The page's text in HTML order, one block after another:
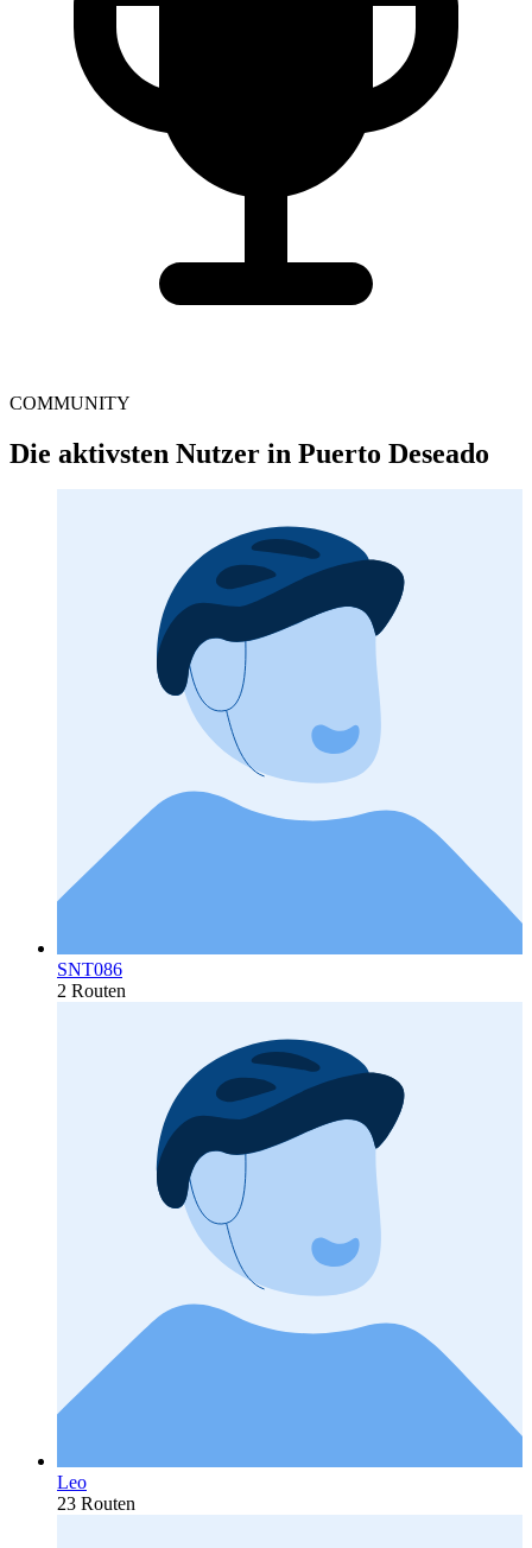
COMMUNITY
Die aktivsten Nutzer in Puerto Deseado
SNT086
2 Routen
Leo
23 Routen